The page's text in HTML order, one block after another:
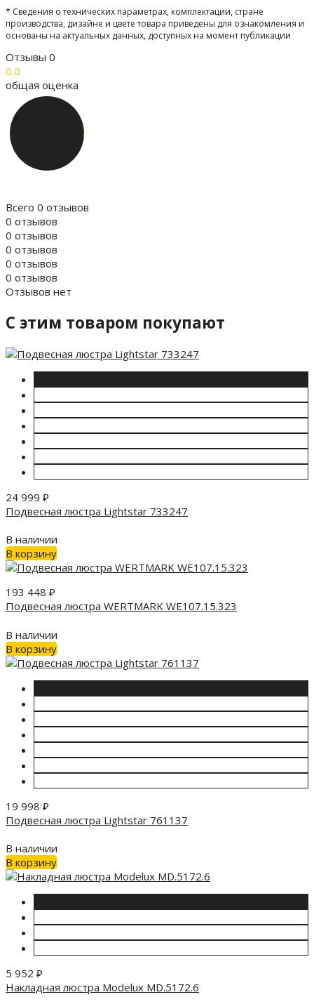
* Сведения о технических параметрах, комплектации, стране
производства, дизайне и цвете товара приведены для ознакомления и
основаны на актуальных данных, доступных на момент публикации
Отзывы 0
0.0
общая оценка
Всего 0 отзывов
0 отзывов
0 отзывов
0 отзывов
0 отзывов
0 отзывов
Отзывов нет
C этим товаром покупают
24 999 ₽
Подвесная люстра Lightstar 733247
В наличии
В корзину
193 448 ₽
Подвесная люстра WERTMARK WE107.15.323
В наличии
В корзину
19 998 ₽
Подвесная люстра Lightstar 761137
В наличии
В корзину
5 952 ₽
Накладная люстра Modelux MD.5172.6